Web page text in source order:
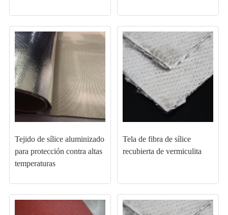
Tejido de sílice aluminizado
para protección contra altas
temperaturas
Tela de fibra de sílice
recubierta de vermiculita